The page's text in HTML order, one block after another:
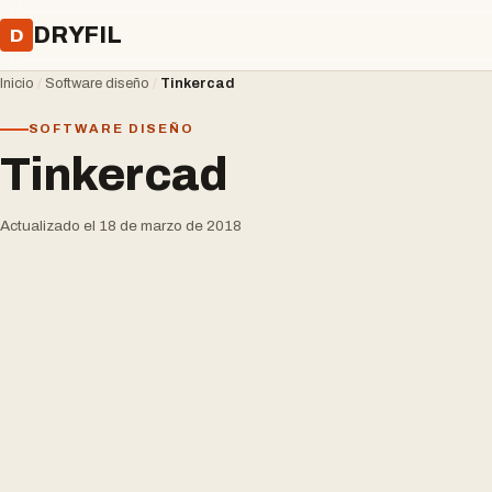
D DRYFIL
Inicio / Software diseño / Tinkercad
SOFTWARE DISEÑO
Tinkercad
Actualizado el 18 de marzo de 2018